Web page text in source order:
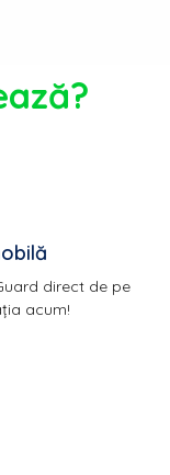
direct de pe
acum!